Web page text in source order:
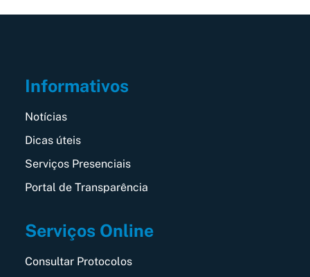
Informativos
Notícias
Dicas úteis
Serviços Presenciais
Portal de Transparência
Serviços Online
Consultar Protocolos